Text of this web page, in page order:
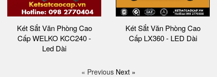
Két Sắt Văn Phòng Cao
Cấp WELKO KCC240 -
Led Dài
Két Sắt Văn Phòng Cao
Cấp LX360 - LED Dài
« Previous Next »